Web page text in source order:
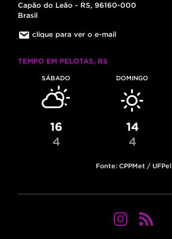
Capão do Leão - RS, 96160-000
Brasil
clique para ver o e-mail
TEMPO EM PELOTAS, RS
SÁBADO
16
4
DOMINGO
14
4
Fonte: CPPMet / UFPel